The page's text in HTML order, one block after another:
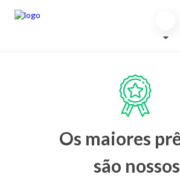
Os maiores
são